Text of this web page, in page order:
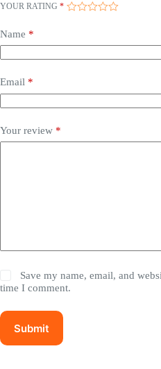
YOUR RATING *
Name *
Email *
Your review *
Save my name, email, and
time I comment.
Submit